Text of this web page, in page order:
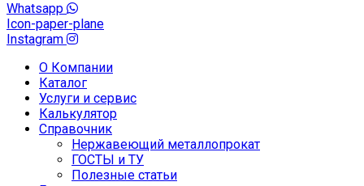
Whatsapp
Icon-paper-plane
Instagram
О Компании
Каталог
Услуги и сервис
Калькулятор
Справочник
Нержавеющий металлопрокат
ГОСТЫ и ТУ
Полезные статьи